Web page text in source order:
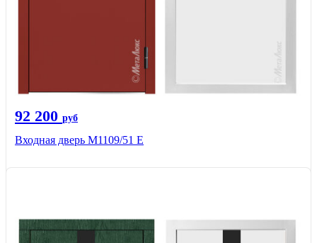
92 200 руб
Входная дверь М1109/51 E